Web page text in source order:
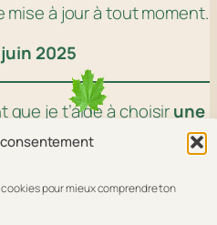
pour mieux comprendre ton
à jour à tout moment.
2025
je t’aide à choisirune
automatiquement la